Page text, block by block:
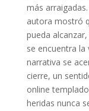
más
autora mostró
pueda
se encuentra la
narrativa se
cierre, un
online​
heridas nunca